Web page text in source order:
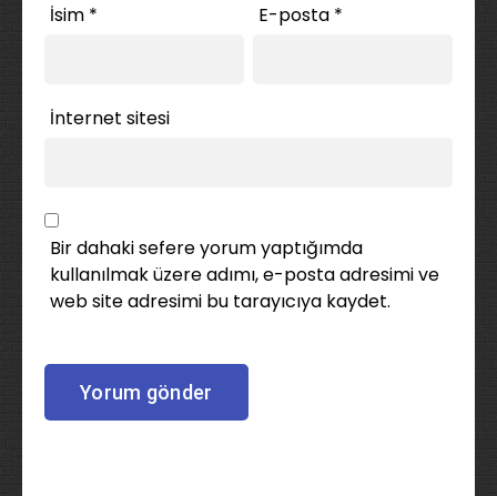
İsim * E-posta *
İnternet sitesi
Bir dahaki sefere yorum yaptığımda
kullanılmak üzere adımı, e-posta adresimi ve
web site adresimi bu tarayıcıya kaydet.